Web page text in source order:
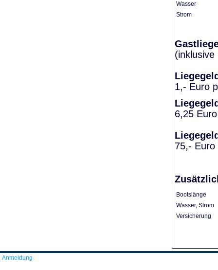
Wasser
Strom
1,- Euro
6,25
75,- Euro
Bootslänge
Wasser, Strom
Versicherung
Anmeldung